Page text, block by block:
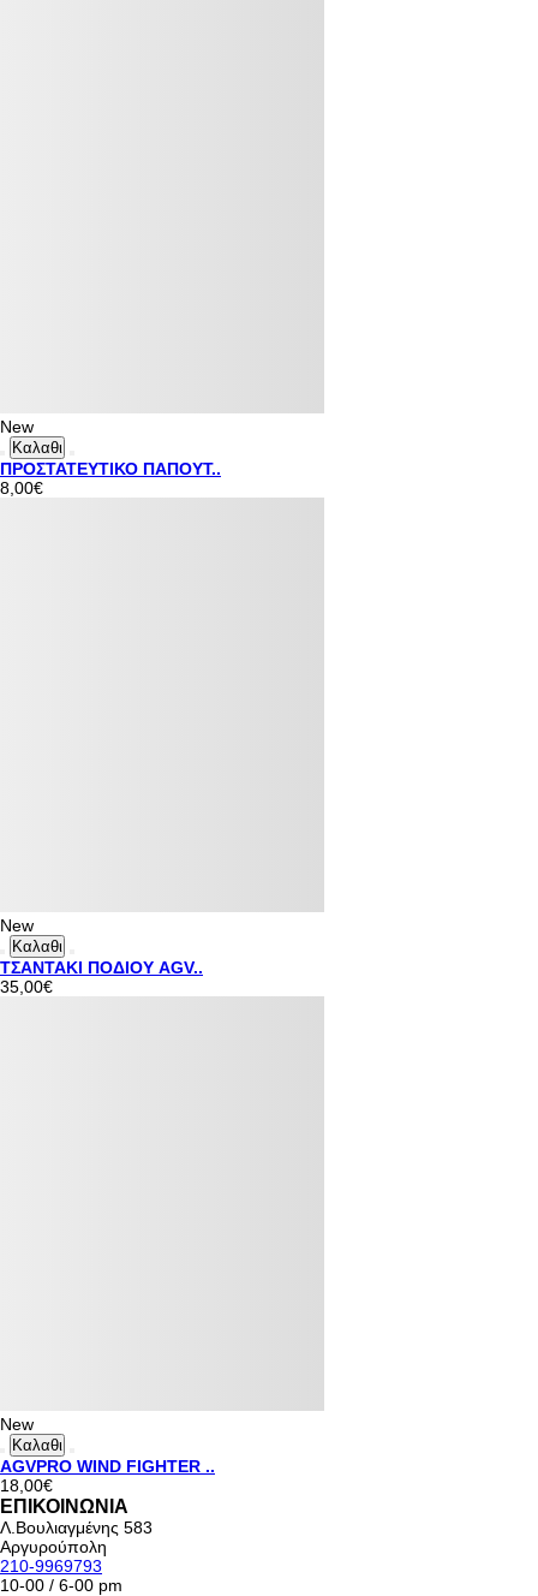
New
Καλαθι
ΠΡΟΣΤΑΤΕΥΤΙΚΟ ΠΑΠΟΥΤ..
8,00€
New
Καλαθι
ΤΣΑΝΤΑΚΙ ΠΟΔΙΟΥ AGV..
35,00€
New
Καλαθι
AGVPRO WIND FIGHTER ..
18,00€
ΕΠΙΚΟΙΝΩΝΙΑ
Λ.Βουλιαγμένης 583
Αργυρούπολη
210-9969793
10-00 / 6-00 pm